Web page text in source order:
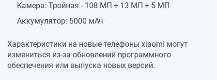
Камера: Тройная - 108 МП + 13 МП + 5 МП
Аккумулятор: 5000 мАч
Характеристики на новые телефоны xiaomi могут
измениться из-за обновлений программного
обеспечения или выпуска новых версий.